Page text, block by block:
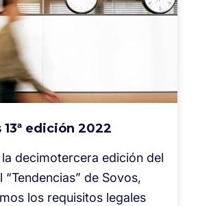
edición 2022
decimotercera edición del
“Tendencias” de Sovos,
los requisitos legales